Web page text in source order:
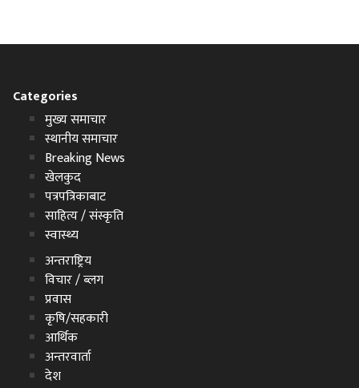
Categories
मुख्य समाचार
स्थानीय समाचार
Breaking News
खेलकुद
पत्रपत्रिकाबाट
साहित्य / संस्कृति
स्वास्थ्य
अन्तराष्ट्रिय
विचार / ब्लग
प्रवास
कृषि/सहकारी
आर्थिक
अन्तरवार्ता
देश